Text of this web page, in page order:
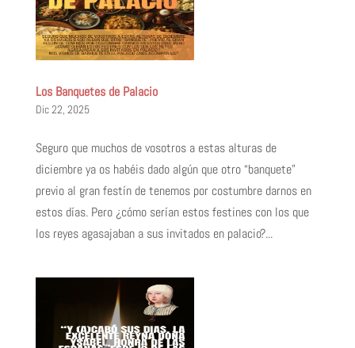
Los Banquetes de Palacio
Dic 22, 2025
Seguro que muchos de vosotros a estas alturas de
diciembre ya os habéis dado algún que otro “banquete”
previo al gran festín de tenemos por costumbre darnos en
estos días. Pero ¿cómo serían estos festines con los que
los reyes agasajaban a sus invitados en palacio?...